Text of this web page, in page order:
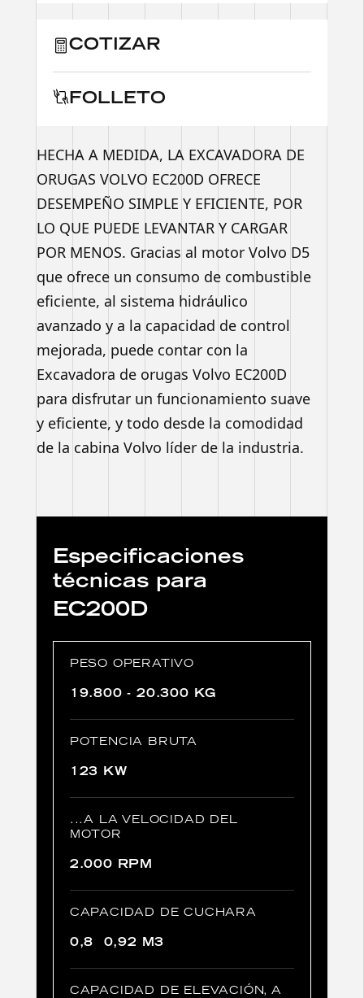
HECHA A MEDIDA, LA EXCAVADORA DE
ORUGAS VOLVO EC200D OFRECE
DESEMPEÑO SIMPLE Y EFICIENTE, POR
LO QUE PUEDE LEVANTAR Y CARGAR
POR MENOS. Gracias al motor Volvo D5
que ofrece un consumo de combustible
eficiente, al sistema hidráulico
avanzado y a la capacidad de control
mejorada, puede contar con la
Excavadora de orugas Volvo EC200D
para disfrutar un funcionamiento suave
y eficiente, y todo desde la comodidad
de la cabina Volvo líder de la industria.
COTIZAR
FOLLETO
Especificaciones
técnicas para
EC200D
PESO OPERATIVO
19.800 - 20.300 KG
POTENCIA BRUTA
123 KW
...A LA VELOCIDAD DEL
MOTOR
2.000 RPM
CAPACIDAD DE CUCHARA
0,8  0,92 M3
CAPACIDAD DE ELEVACIÓN, A